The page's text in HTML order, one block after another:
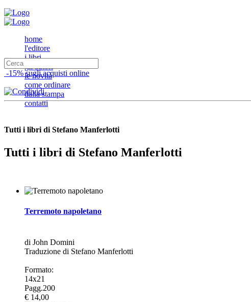
home
l'editore
i libri
gli autori
le novità
come ordinare
dalla stampa
contatti
-15% sugli acquisti online
Tutti i libri di Stefano Manferlotti
Tutti i libri di Stefano Manferlotti
Terremoto napoletano
di John Domini
Traduzione di Stefano Manferlotti
Formato:
14x21
Pagg.200
€ 14,00